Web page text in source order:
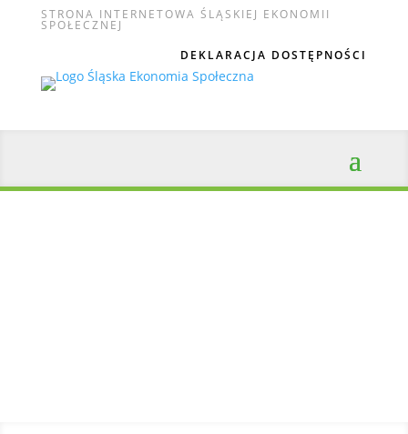
STRONA INTERNETOWA ŚLĄSKIEJ EKONOMII
SPOŁECZNEJ
DEKLARACJA DOSTĘPNOŚCI